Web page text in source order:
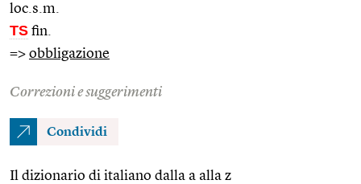
loc.s.m.
TS fin.
=> obbligazione
Correzioni e suggerimenti
Condividi
Il dizionario di italiano dalla a alla z